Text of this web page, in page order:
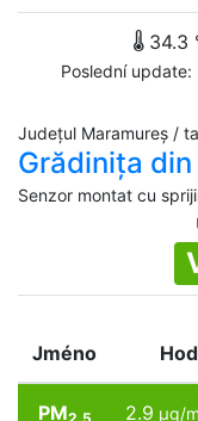
34.3
Poslední
Județul Maramureș /
Grădinița
Senzor montat cu
Jméno
PM 2.9 µg/m